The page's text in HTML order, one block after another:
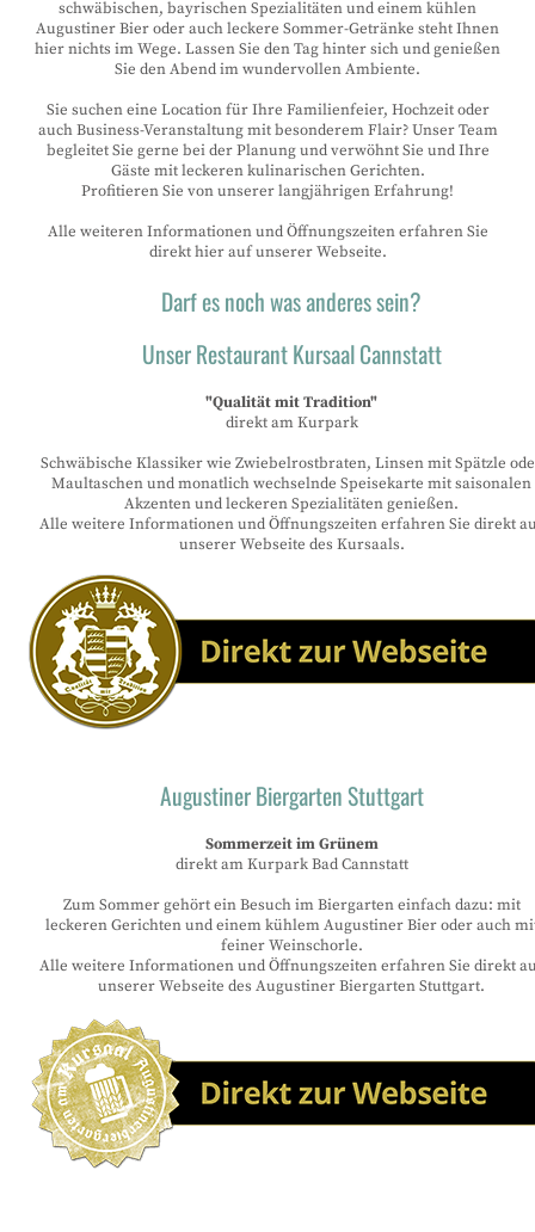
schwäbischen, bayrischen Spezialitäten und einem kühlen
Augustiner Bier oder auch leckere Sommer-Getränke steht Ihnen
hier nichts im Wege. Lassen Sie den Tag hinter sich und genießen
Sie den Abend im wundervollen Ambiente.
Sie suchen eine Location für Ihre Familienfeier, Hochzeit oder
auch Business-Veranstaltung mit besonderem Flair? Unser Team
begleitet Sie gerne bei der Planung und verwöhnt Sie und Ihre
Gäste mit leckeren kulinarischen Gerichten.
Profitieren Sie von unserer langjährigen Erfahrung!
Alle weiteren Informationen und Öffnungszeiten erfahren Sie
direkt hier auf unserer Webseite.
Darf es noch was anderes sein?
Unser Restaurant Kursaal Cannstatt
"Qualität mit Tradition"
direkt am Kurpark
Schwäbische Klassiker wie Zwiebelrostbraten, Linsen mit Spätzle
Maultaschen und monatlich wechselnde Speisekarte mit saisonalen
Akzenten und leckeren Spezialitäten genießen.
Alle weitere Informationen und Öffnungszeiten erfahren Sie direkt
unserer Webseite des Kursaals.
Augustiner Biergarten Stuttgart
Sommerzeit im Grünem
direkt am Kurpark Bad Cannstatt
Zum Sommer gehört ein Besuch im Biergarten einfach dazu: mit
leckeren Gerichten und einem kühlem Augustiner Bier oder auch
feiner Weinschorle.
Alle weitere Informationen und Öffnungszeiten erfahren Sie direkt
unserer Webseite des Augustiner Biergarten Stuttgart.